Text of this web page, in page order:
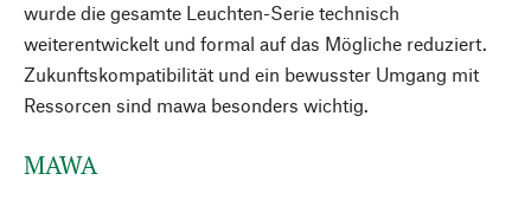
wurde die gesamte Leuchten-Serie technisch
weiterentwickelt und formal auf das Mögliche reduziert.
Zukunftskompatibilität und ein bewusster Umgang mit
Ressorcen sind mawa besonders wichtig.
MAWA